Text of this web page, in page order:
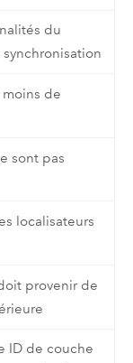
du
de
sont pas
localisateurs
provenir de
ID de couche